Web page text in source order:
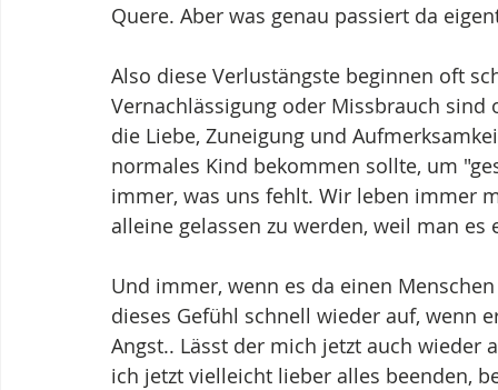
Quere. Aber was genau passiert da
Also diese Verlustängste beginnen oft
Vernachlässigung oder Missbrauch
die Liebe, Zuneigung und
normales Kind bekommen sollte, um
immer, was uns fehlt. Wir leben immer
alleine gelassen zu werden, weil man
Und immer, wenn es da einen
dieses Gefühl schnell wieder auf, wenn
Angst.. Lässt der mich jetzt auch wieder
ich jetzt vielleicht lieber alles beenden,